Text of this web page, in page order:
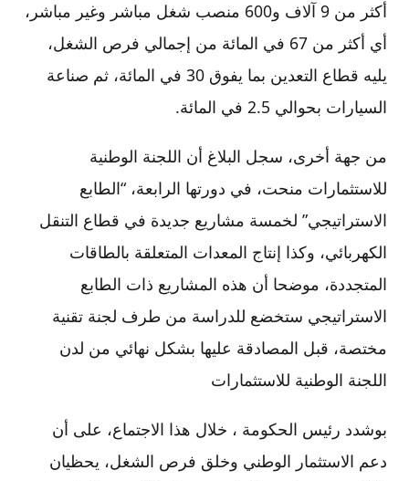
أكثر من 9 آلاف و600 منصب شغل مباشر وغير مباشر،
أي أكثر من 67 في المائة من إجمالي فرص الشغل،
يليه قطاع التعدين بما يفوق 30 في المائة، ثم صناعة
السيارات بحوالي 2.5 في المائة.
من جهة أخرى، سجل البلاغ أن اللجنة الوطنية
للاستثمارات منحت، في دورتها الرابعة، “الطابع
الاستراتيجي” لخمسة مشاريع جديدة في قطاع التنقل
الكهربائي، وكذا إنتاج المعدات المتعلقة بالطاقات
المتجددة، موضحا أن هذه المشاريع ذات الطابع
الاستراتيجي ستخضع للدراسة من طرف لجنة تقنية
مختصة، قبل المصادقة عليها بشكل نهائي من لدن
اللجنة الوطنية للاستثمارات
بوشدد رئيس الحكومة ، خلال هذا الاجتماع، على أن
دعم الاستثمار الوطني وخلق فرص الشغل، يحظيان